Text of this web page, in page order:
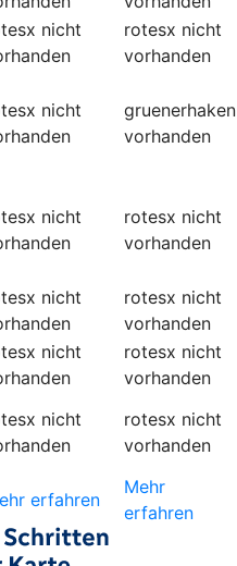
nicht
rotesx nicht
vorhanden
nicht
gruenerhaken
vorhanden
nicht
rotesx nicht
vorhanden
nicht
rotesx nicht
vorhanden
nicht
rotesx nicht
vorhanden
nicht
rotesx nicht
vorhanden
erfahren
Mehr
erfahren